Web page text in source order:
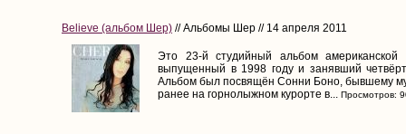
Believe (альбом Шер) // Альбомы Шер // 14 апреля 2011
Это 23-й студийный альбом
выпущенный в 1998 году и занявший
Альбом был посвящён Сонни Боно, бывшему
ранее на горнолыжном курорте в... Просмотров: